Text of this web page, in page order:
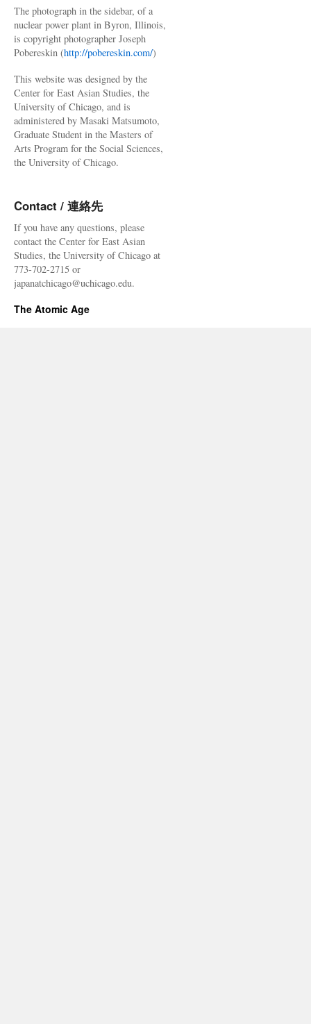
The photograph in the sidebar, of a
nuclear power plant in Byron, Illinois,
is copyright photographer Joseph
Pobereskin (http://pobereskin.com/)
This website was designed by the
Center for East Asian Studies, the
University of Chicago, and is
administered by Masaki Matsumoto,
Graduate Student in the Masters of
Arts Program for the Social Sciences,
the University of Chicago.
Contact / 連絡先
If you have any questions, please
contact the Center for East Asian
Studies, the University of Chicago at
773-702-2715 or
japanatchicago@uchicago.edu.
The Atomic Age